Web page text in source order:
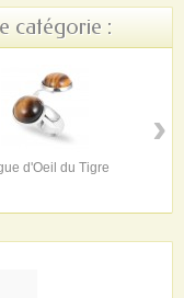
catégorie :
d'Oeil du Tigre
›